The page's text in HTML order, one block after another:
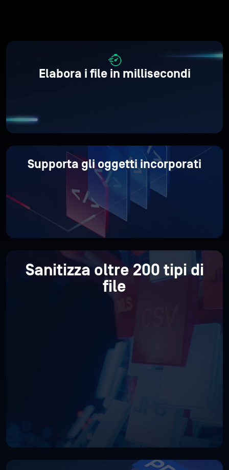
Elabora i file in millisecondi
Supporta gli oggetti incorporati
Sanitizza oltre 200 tipi di
file